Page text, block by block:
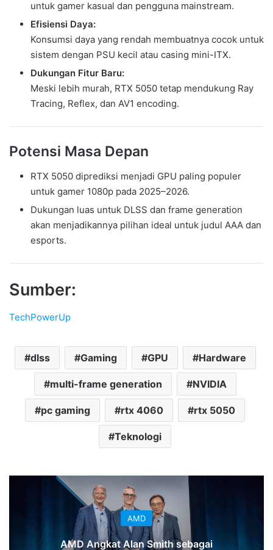
untuk gamer kasual dan pengguna mainstream.
Efisiensi Daya:
Konsumsi daya yang rendah membuatnya cocok untuk
sistem dengan PSU kecil atau casing mini-ITX.
Dukungan Fitur Baru:
Meski lebih murah, RTX 5050 tetap mendukung Ray
Tracing, Reflex, dan AV1 encoding.
Potensi Masa Depan
RTX 5050 diprediksi menjadi GPU paling populer
untuk gamer 1080p pada 2025–2026.
Dukungan luas untuk DLSS dan frame generation
akan menjadikannya pilihan ideal untuk judul AAA dan
esports.
Sumber:
TechPowerUp
dlss Gaming GPU Hardware
multi-frame generation NVIDIA
pc gaming rtx 4060 rtx 5050
Teknologi
AMD
AMD Angkat Alan Smith sebagai